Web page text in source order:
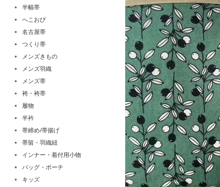
半幅帯
へこおび
名古屋帯
つくり帯
メンズきもの
メンズ羽織
メンズ帯
袴・袴帯
履物
半衿
帯締め/帯揚げ
帯留・羽織紐
インナー・着付用小物
バッグ・ポーチ
キッズ